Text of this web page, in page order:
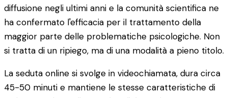
diffusione negli ultimi anni e la comunità scientifica ne
ha confermato l'efficacia per il trattamento della
maggior parte delle problematiche psicologiche. Non
si tratta di un ripiego, ma di una modalità a pieno titolo.
La seduta online si svolge in videochiamata, dura circa
45-50 minuti e mantiene le stesse caratteristiche di